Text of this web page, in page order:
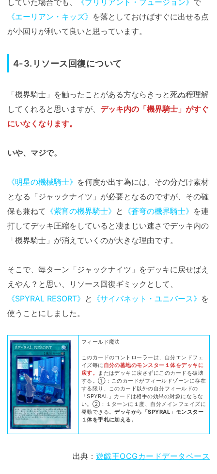
していた場合でも、
《ブリリアント・フュージョン》 で
《エーリアン・キッズ》 を落としておけばすぐに出せる点
が小回りが利いて良いと思っています。
4-3.リソース回復について
「機界騎士」を触ったことがある方ならきっと死ぬ程理解
してくれると思いますが、 デッキ内の「機界騎士」がすぐ
にいなくなります。
いや、マジで。
《明星の機械騎士》 を何度か出す為には、その分だけ素材
となる「ジャックナイツ」が必要となるのですが、その確
保も兼ねて 《紫宵の機界騎士》 と 《蒼穹の機界騎士》 を連
打してデッキ圧縮をしていると凄まじい速さでデッキ内の
「機界騎士」が消えていくのが大きな理由です。
そこで、毎ターン「ジャックナイツ」をデッキに戻せばえ
えやん？と思い、リソース回復ギミックとして、
《SPYRAL RESORT》 と 《サイバネット・ユニバース》 を
使うことにしました。
フィールド魔法
このカードのコントローラーは、自分エンドフェ
イズ毎に 自分の墓地のモンスター１体をデッキに
戻す。
またはデッキに戻さずにこのカードを破壊
する。①：このカードがフィールドゾーンに存在
する限り、このカード以外の自分フィールドの
「SPYRAL」カードは相手の効果の対象にならな
い。②：１ターンに１度、自分メインフェイズに
発動できる。デッキから「SPYRAL」モンスター
１体を手札に加える。
出典： 遊戯王OCGカードデータベース